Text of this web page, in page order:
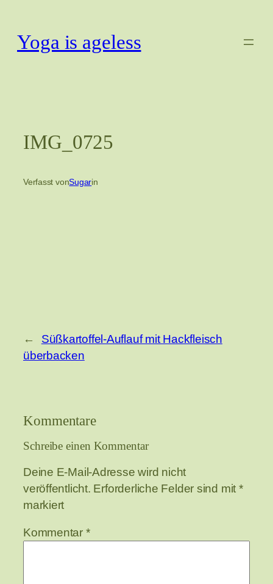
springen
Yoga is ageless
IMG_0725
Verfasst vonSugarin
←
Süßkartoffel-Auflauf mit Hackfleisch
überbacken
Kommentare
Schreibe einen Kommentar
Deine E-Mail-Adresse wird nicht
veröffentlicht. Erforderliche Felder sind mit *
markiert
Kommentar *